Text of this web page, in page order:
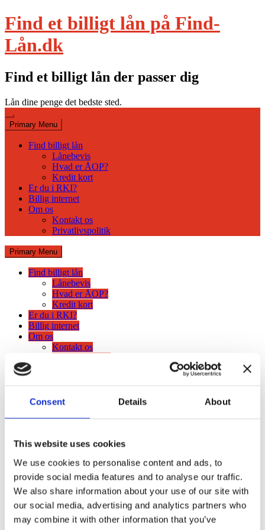
Consent Details About
This website uses cookies
We use cookies to personalise content and ads, to
provide social media features and to analyse our traffic.
We also share information about your use of our site with
our social media, advertising and analytics partners who
may combine it with other information that you’ve
Skip
to
content
Find et billigt lån på Find-
Lån.dk
Find et billigt lån der passer dig
Lån dine penge det bedste sted.
Primary Menu
Find billigt lån
Lånebevis
Hvad er ÅOP?
Kredit kort
Er du i RKI?
Billig internet
Om os
Kontakt os
Privatlivspolitik
Primary Menu
Find billigt lån
Lånebevis
Hvad er ÅOP?
Kredit kort
Er du i RKI?
Billig internet
Om os
Kontakt os
Share on Facebook Share
Share on TwitterTweet